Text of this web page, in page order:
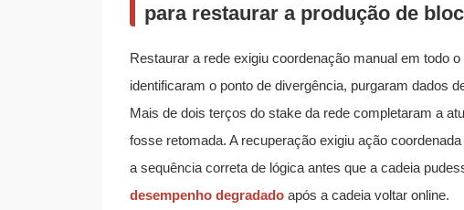
para restaurar a produção de
Restaurar a rede exigiu coordenação manual em todo
identificaram o ponto de divergência, purgaram dados
Mais de dois terços do stake da rede completaram a
fosse retomada. A recuperação exigiu ação
a sequência correta de lógica antes que a cadeia
desempenho degradado após a cadeia voltar online.